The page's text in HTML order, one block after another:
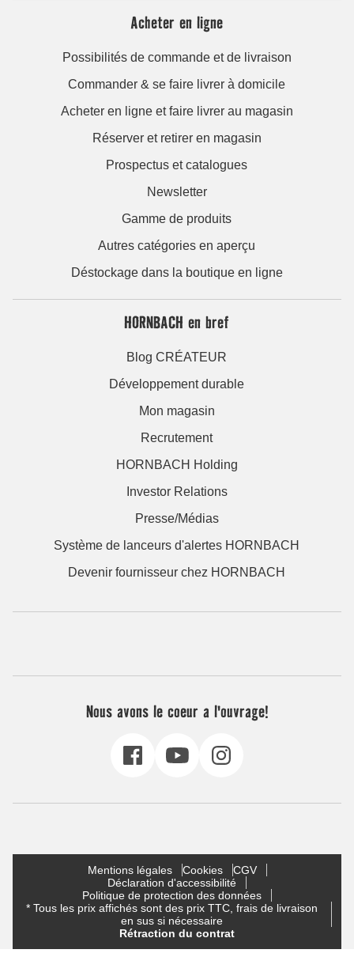
Acheter en ligne
Possibilités de commande et de livraison
Commander & se faire livrer à domicile
Acheter en ligne et faire livrer au magasin
Réserver et retirer en magasin
Prospectus et catalogues
Newsletter
Gamme de produits
Autres catégories en aperçu
Déstockage dans la boutique en ligne
HORNBACH en bref
Blog CRÉATEUR
Développement durable
Mon magasin
Recrutement
HORNBACH Holding
Investor Relations
Presse/Médias
Système de lanceurs d'alertes HORNBACH
Devenir fournisseur chez HORNBACH
Nous avons le coeur a l'ouvrage!
Mentions légales Cookies
CGV
Déclaration d'accessibilité
Politique de protection des données
* Tous les prix affichés sont des prix TTC, frais de livraison
en sus si nécessaire
Rétraction du contrat